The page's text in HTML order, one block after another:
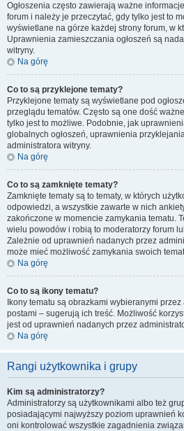
Ogłoszenia często zawierają ważne
forum i należy je przeczytać, gdy tylko jest to
wyświetlane na górze każdej strony forum, w
Uprawnienia zamieszczania ogłoszeń są
witryny.
Na górę
Co to są przyklejone tematy?
Przyklejone tematy są wyświetlane pod
przeglądu tematów. Często są one dość
tylko jest to możliwe. Podobnie, jak
globalnych ogłoszeń, uprawnienia
administratora witryny.
Na górę
Co to są zamknięte tematy?
Zamknięte tematy są to tematy, w których
odpowiedzi, a wszystkie zawarte w nich
zakończone w momencie zamykania tematu.
wielu powodów i robią to moderatorzy forum
Zależnie od uprawnień nadanych przez
może mieć możliwość zamykania swoich
Na górę
Co to są ikony tematu?
Ikony tematu są obrazkami wybieranymi
postami – sugerują ich treść. Możliwość
jest od uprawnień nadanych przez
Na górę
Rangi użytkownika i grupy
Kim są administratorzy?
Administratorzy są użytkownikami albo też
posiadającymi najwyższy poziom uprawnień
oni kontrolować wszystkie zagadnienia